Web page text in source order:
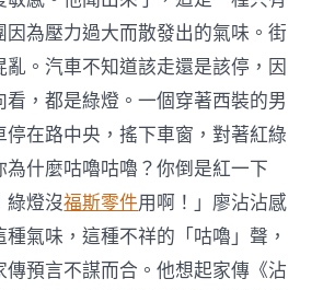
為壓力過大而散發出的氣味。街
。汽車不知道該走還是該停，因
，都是綠燈。一個穿著西裝的男
停在路中央，搖下車窗，對著紅綠
什麼咕嚕咕嚕？你倒是紅一下
綠燈沒福斯零件用啊！」廖沾沾感
氣味，這種不祥的「咕嚕」聲，
預言不謀而合。他想起家傳《沾